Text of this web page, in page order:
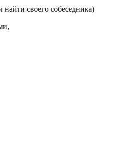
своего собеседника)